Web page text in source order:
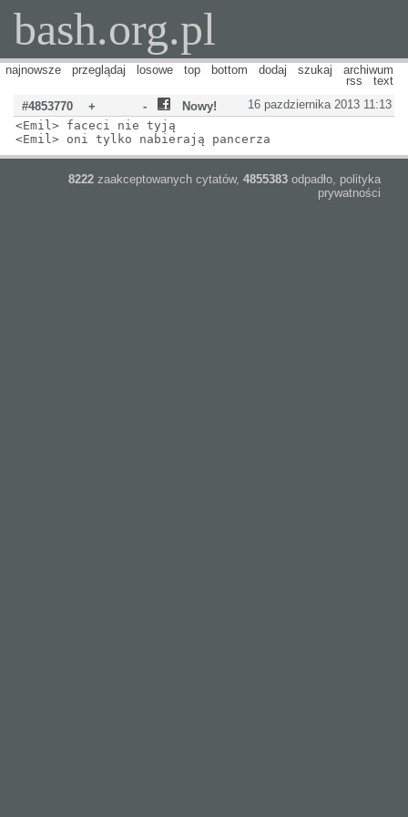
bash.org.pl
najnowsze przeglądaj losowe top bottom dodaj szukaj
archiwum
rss
text
16 pazdziernika 2013 11:13
#4853770 + -
Nowy!
<Emil> faceci nie tyją
<Emil> oni tylko nabierają pancerza
8222 zaakceptowanych cytatów, 4855383 odpadło, polityka
prywatności